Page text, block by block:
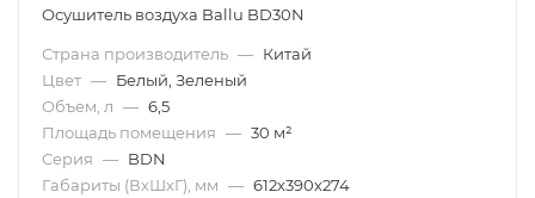
Осушитель воздуха Ballu BD30N
Страна производитель — Китай
Цвет — Белый, Зеленый
Объем, л — 6,5
Площадь помещения — 30 м²
Серия — BDN
Габариты (ВхШхГ), мм — 612х390х274